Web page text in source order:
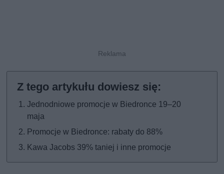
Jednodniowe promocje w Biedronce 19–20
maja
Promocje w Biedronce: rabaty do 88%
Kawa Jacobs 39% taniej i inne promocje